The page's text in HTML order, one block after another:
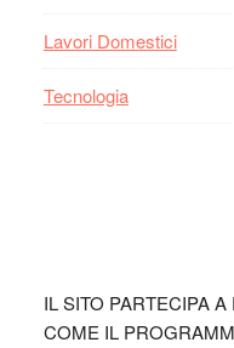
Lavori Domestici
Tecnologia
Footer
IL SITO PARTECIPA
COME IL